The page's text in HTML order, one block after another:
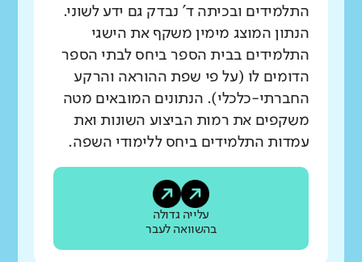
התלמידים ובכיתה ד' נבדק גם ידע לשוני.
הנתון המוצג מימין משקף את הישגי
התלמידים בבית הספר ביחס לבתי הספר
הדומים לו (על פי שפת ההוראה והרקע
החברתי-כלכלי). הנתונים המובאים מטה
משקפים את רמות הביצוע השונות ואת
עמדות התלמידים ביחס ללימודי השפה.
עלייה גדולה
בהשוואה לעבר